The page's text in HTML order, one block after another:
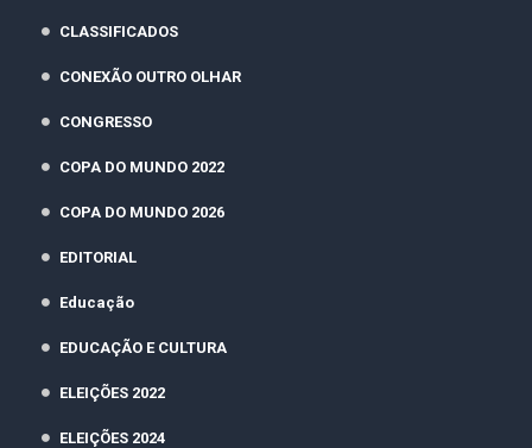
CLASSIFICADOS
CONEXÃO OUTRO OLHAR
CONGRESSO
COPA DO MUNDO 2022
COPA DO MUNDO 2026
EDITORIAL
Educação
EDUCAÇÃO E CULTURA
ELEIÇÕES 2022
ELEIÇÕES 2024